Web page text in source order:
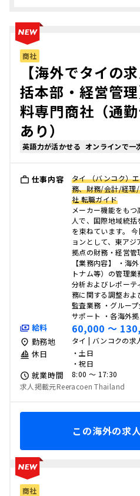
商社
【海外でタイの
括本部・経営管
料専門商社（通
あり）
英語力が活かせる オンラインで一
仕事内容
タイ （バンコク）
務、財務/会計/経理
社 転職ガイド
メーカー機能をも
人で、国際地域統
を束ねています。
ョンとして、東ア
拠点の財務・経営管
【業務内容】 ・海
トナム等）の管理
分析およびレポーテ
務に関する調整お
監査業務 ・グルー
サポート ・各海外
給料 60,000 〜
勤務地 タイ | バンコクの求
休日
・土日
・祝日
就業時間
8:00 〜 17:30
求人掲載元Reeracoen Thailand
この海外の求
商社